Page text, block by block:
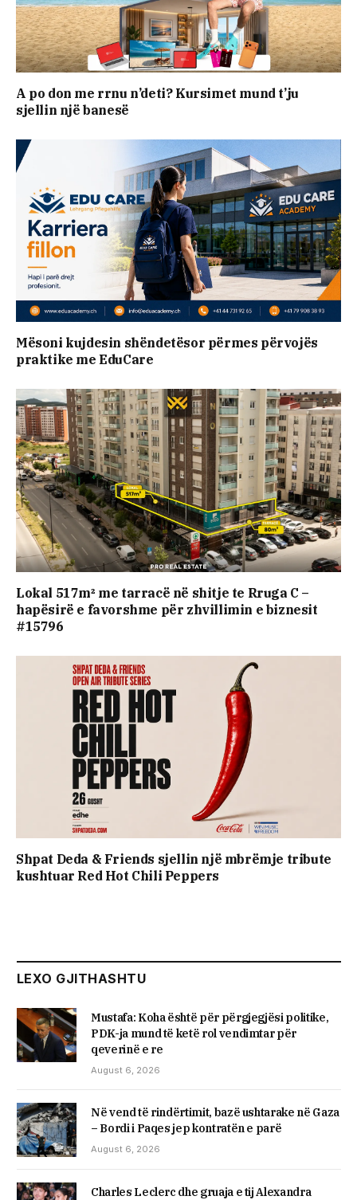
A po don me rrnu n’deti? Kursimet mund t’ju
sjellin një banesë
Mësoni kujdesin shëndetësor përmes përvojës
praktike me EduCare
Lokal 517m² me tarracë në shitje te Rruga C –
hapësirë e favorshme për zhvillimin e biznesit
#15796
Shpat Deda & Friends sjellin një mbrëmje tribute
kushtuar Red Hot Chili Peppers
LEXO GJITHASHTU
Mustafa: Koha është për përgjegjësi politike,
PDK-ja mund të ketë rol vendimtar për
qeverinë e re
August 6, 2026
Në vend të rindërtimit, bazë ushtarake në Gaza
– Bordi i Paqes jep kontratën e parë
August 6, 2026
Charles Leclerc dhe gruaja e tij Alexandra